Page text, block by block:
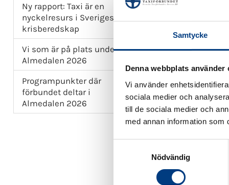
Samtycke
Denna webbplats använder
Vi använder
sociala medier och
till de sociala medier och
med annan information som
Nödvändig
Ny rapport: Taxi är en
nyckelresurs i Sveriges
krisberedskap
Vi som är på plats under
Almedalen 2026
Programpunkter där
förbundet deltar i
Almedalen 2026
löner som
sjukresor
Det
Hållbara